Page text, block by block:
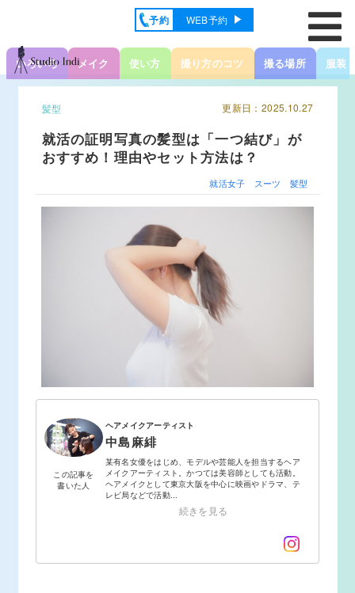
予約 WEB予約
いろいろ メイク 使い方 撮り方のコツ 撮る場所 服装
髪型 更新日：2025.10.27
就活の証明写真の髪型は「一つ結び」が
おすすめ！理由やセット方法は？
就活女子 スーツ 髪型
この記事を
書いた人
ヘアメイクアーティスト
中島麻緋
某有名女優をはじめ、モデルや芸能人を担当するヘア
メイクアーティスト。かつては美容師としても活動。
ヘアメイクとして東京大阪を中心に映画やドラマ、テ
レビ局などで活動...
続きを見る